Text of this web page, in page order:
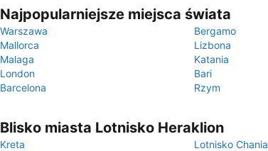
Najpopularniejsze miejsca świata
Warszawa
Bergamo
Mallorca
Lizbona
Malaga
Katania
London
Bari
Barcelona
Rzym
Blisko miasta Lotnisko Heraklion
Kreta Lotnisko Chania